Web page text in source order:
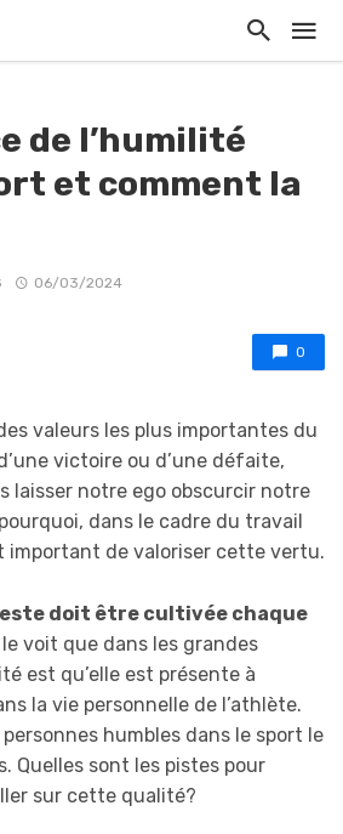
de l’humilité
et comment la
06/03/2024
0
valeurs les plus importantes du
victoire ou d’une défaite,
laisser notre ego obscurcir notre
dans le cadre du travail
important de valoriser cette vertu.
doit être cultivée chaque
le voit que dans les grandes
est qu’elle est présente à
la vie personnelle de l’athlète.
humbles dans le sport le
Quelles sont les pistes pour
sur cette qualité?